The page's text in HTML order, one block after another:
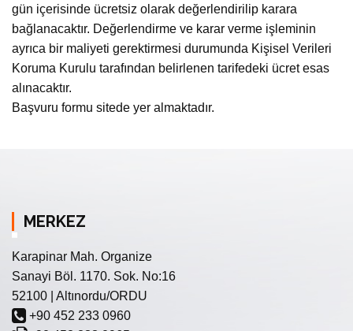
gün içerisinde ücretsiz olarak değerlendirilip karara
bağlanacaktır. Değerlendirme ve karar verme işleminin
ayrıca bir maliyeti gerektirmesi durumunda Kişisel Verileri
Koruma Kurulu tarafından belirlenen tarifedeki ücret esas
alınacaktır.
Başvuru formu sitede yer almaktadır.
MERKEZ
Karapinar Mah. Organize
Sanayi Böl. 1170. Sok. No:16
52100 | Altınordu/ORDU
+90 452 233 0960